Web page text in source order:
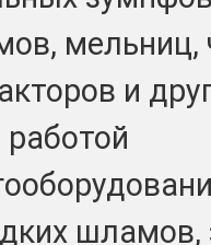
мельниц,
и
шламов,